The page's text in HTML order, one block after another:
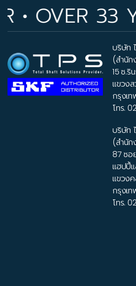
33
บริษัท
(สำนัก
15 ซ.ริ
แขวง
กรุงเ
โทร.
บริษัท
(สำนัก
87 ซอ
แฮปปี้
แขวง
กรุงเ
โทร.